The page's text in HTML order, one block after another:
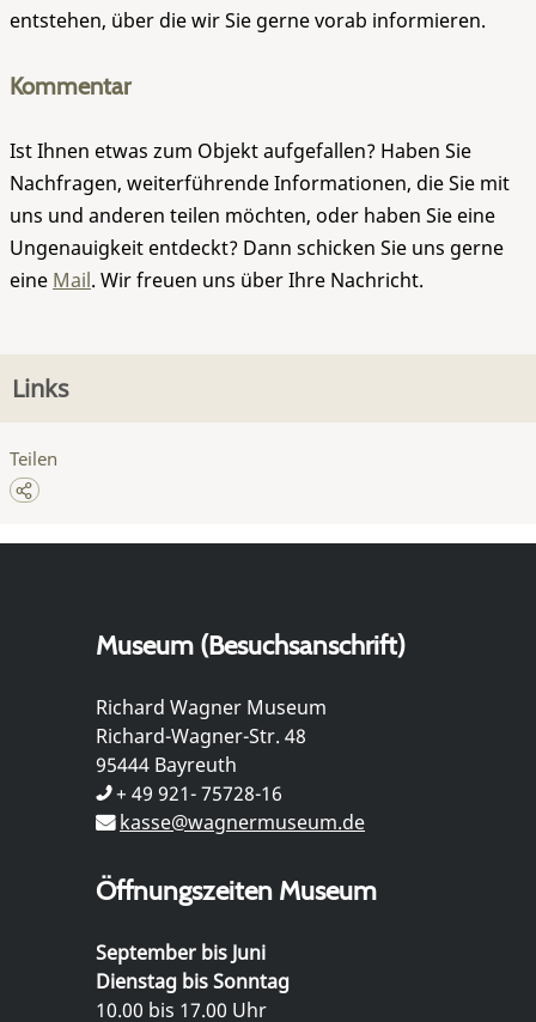
entstehen, über die wir Sie gerne vorab informieren.
Kommentar
Ist Ihnen etwas zum Objekt aufgefallen? Haben Sie
Nachfragen, weiterführende Informationen, die Sie mit
uns und anderen teilen möchten, oder haben Sie eine
Ungenauigkeit entdeckt? Dann schicken Sie uns gerne
eine Mail. Wir freuen uns über Ihre Nachricht.
Links
Teilen
Museum (Besuchsanschrift)
Richard Wagner Museum
Richard-Wagner-Str. 48
95444 Bayreuth
+ 49 921- 75728-16
kasse@wagnermuseum.de
Öffnungszeiten Museum
September bis Juni
Dienstag bis Sonntag
10.00 bis 17.00 Uhr